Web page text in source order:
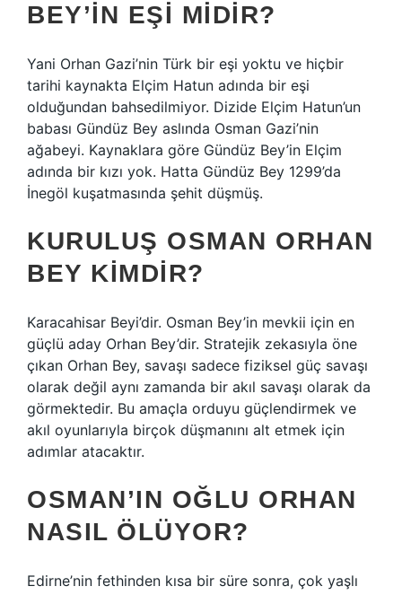
BEY’IN EŞI MIDIR?
Yani Orhan Gazi’nin Türk bir eşi yoktu ve hiçbir
tarihi kaynakta Elçim Hatun adında bir eşi
olduğundan bahsedilmiyor. Dizide Elçim Hatun’un
babası Gündüz Bey aslında Osman Gazi’nin
ağabeyi. Kaynaklara göre Gündüz Bey’in Elçim
adında bir kızı yok. Hatta Gündüz Bey 1299’da
İnegöl kuşatmasında şehit düşmüş.
KURULUŞ OSMAN ORHAN
BEY KIMDIR?
Karacahisar Beyi’dir. Osman Bey’in mevkii için en
güçlü aday Orhan Bey’dir. Stratejik zekasıyla öne
çıkan Orhan Bey, savaşı sadece fiziksel güç savaşı
olarak değil aynı zamanda bir akıl savaşı olarak da
görmektedir. Bu amaçla orduyu güçlendirmek ve
akıl oyunlarıyla birçok düşmanını alt etmek için
adımlar atacaktır.
OSMAN’IN OĞLU ORHAN
NASIL ÖLÜYOR?
Edirne’nin fethinden kısa bir süre sonra, çok yaşlı